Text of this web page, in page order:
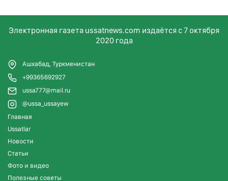
Электронная газета ussatnews.com издаётся с 7 октября
2020 года
Ашхабад, Туркменистан
+99365692927
ussa777@mail.ru
@ussa_ussayew
Главная
Ussatlar
Новости
Статьи
Фото и видео
Полезные советы